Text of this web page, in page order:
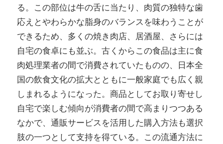
る。 この部位は牛の舌に当たり、肉質の独特な歯
応えとやわらかな脂身のバランスを味わうことが
できるため、多くの焼き肉店、居酒屋、さらには
自宅の食卓にも並ぶ。古くからこの食品は主に食
肉処理業者の間で消費されていたものの、日本全
国の飲食文化の拡大とともに一般家庭でも広く親
しまれるようになった。商品としてお取り寄せし
自宅で楽しむ傾向が消費者の間で高まりつつある
なかで、通販サービスを活用した購入方法も選択
肢の一つとして支持を得ている。この流通方法に